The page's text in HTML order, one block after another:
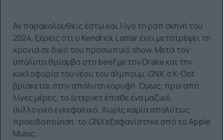
Αν παρακολουθείς έστω και λίγο τη ραπ σκηνή του
2024, ξέρεις ότι ο Kendrick Lamar έχει μετατρέψει τη
χρονιά σε δικό του προσωπικό show. Μετά τον
απόλυτο θρίαμβο στο beef με τον Drake και την
κυκλοφορία του νέου του άλμπουμ, GNX, ο K-Dot
βρίσκεται στην απόλυτη κορυφή. Όμως, πριν από
λίγες μέρες, το ίντερνετ έπαθε ένα μαζικό,
συλλογικό εγκεφαλικό. Χωρίς καμία απολύτως
προειδοποίηση, το GNXεξαφανίστηκε από το Apple
Music.